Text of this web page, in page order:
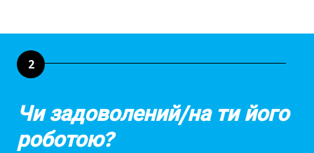
2
Чи задоволений/на ти його
роботою?